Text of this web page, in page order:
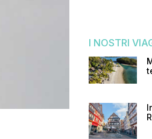
I NOSTRI